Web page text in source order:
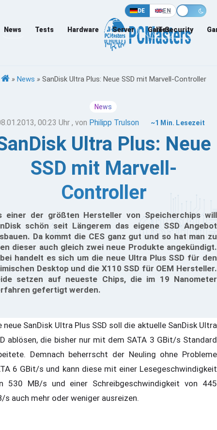
DE EN
News Tests Hardware Server Games
IT-Security
» News » SanDisk Ultra Plus: Neue SSD mit Marvell-Controller
News
00:23 Uhr , von Philipp Trulson ~1 Min. Lesezeit
Ultra Plus: Neue
SSD mit Marvell-
Controller
einer der größten Hersteller von Speicherchips will
schön seit Längerem das eigene SSD Angebot
Da kommt die CES ganz gut und so hat man zu
dieser auch gleich zwei neue Produkte angekündigt.
handelt es sich um die neue Ultra Plus SSD für den
Desktop und die X110 SSD für OEM Hersteller.
setzen auf neueste Chips, die im 19 Nanometer
gefertigt werden.
neue SanDisk Ultra Plus SSD soll die aktuelle SanDisk Ultra
ablösen, die bisher nur mit dem SATA 3 GBit/s Standard
Demnach beherrscht der Neuling ohne Probleme
6 GBit/s und kann diese mit einer Lesegeschwindigkeit
530 MB/s und einer Schreibgeschwindigkeit von 445
s auch mehr oder weniger ausreizen.